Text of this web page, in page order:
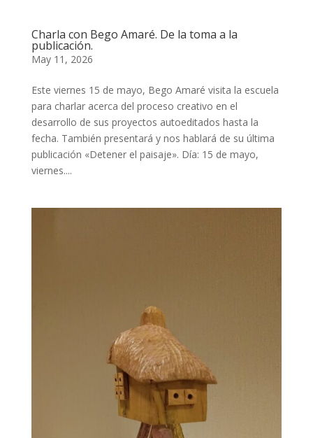
Charla con Bego Amaré. De la toma a la
publicación.
May 11, 2026
Este viernes 15 de mayo, Bego Amaré visita la escuela
para charlar acerca del proceso creativo en el
desarrollo de sus proyectos autoeditados hasta la
fecha. También presentará y nos hablará de su última
publicación «Detener el paisaje». Día: 15 de mayo,
viernes....